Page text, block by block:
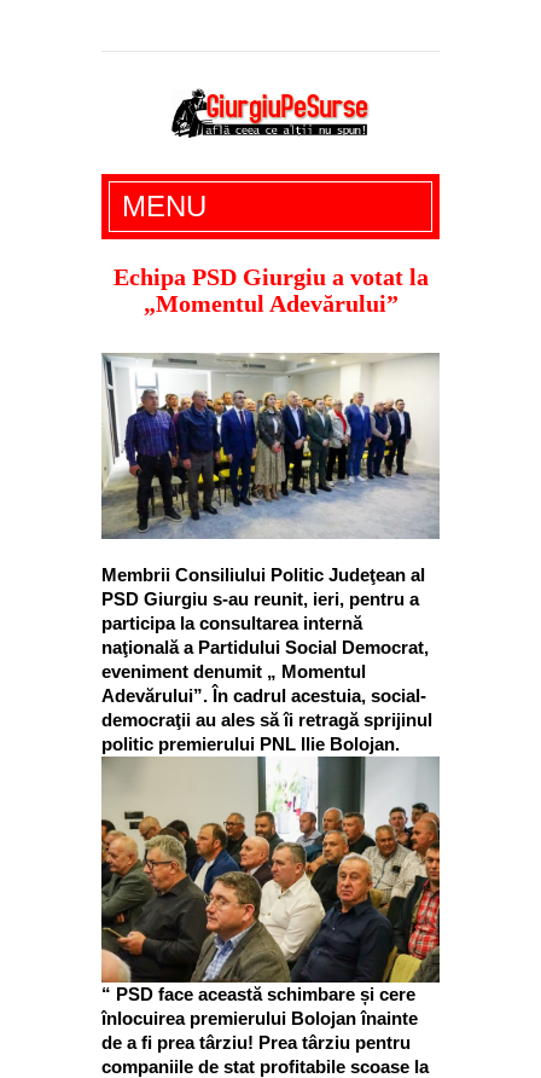
Giurgiu Pe Surse – actualitate giurgiu,
administratie giurgiu, stiri politice, social
economic, editoriale giurgiu, dezvaluiri,
soc, cancan, stiri locale
MENU
Echipa PSD Giurgiu a votat la
„Momentul Adevărului”
Membrii Consiliului Politic Judeţean al
PSD Giurgiu s-au reunit, ieri, pentru a
participa la consultarea internă
naţională a Partidului Social Democrat,
eveniment denumit „ Momentul
Adevărului”. În cadrul acestuia, social-
democraţii au ales să îi retragă sprijinul
politic premierului PNL Ilie Bolojan.
“ PSD face această schimbare și cere
înlocuirea premierului Bolojan înainte
de a fi prea târziu! Prea târziu pentru
companiile de stat profitabile scoase la